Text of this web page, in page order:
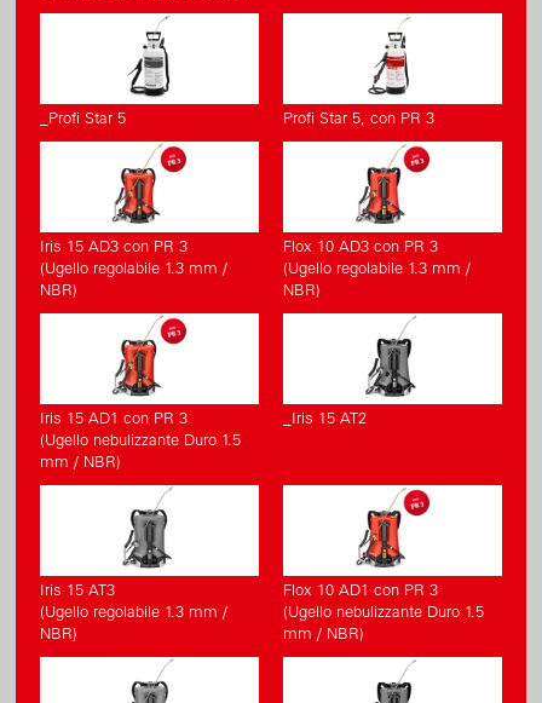
_Profi Star 5 Profi Star 5, con PR 3
Iris 15 AD3 con PR 3
(Ugello regolabile 1.3 mm /
NBR)
Flox 10 AD3 con PR 3
(Ugello regolabile 1.3 mm /
NBR)
Iris 15 AD1 con PR 3
(Ugello nebulizzante Duro 1.5
mm / NBR)
_Iris 15 AT2
Iris 15 AT3
(Ugello regolabile 1.3 mm /
NBR)
Flox 10 AD1 con PR 3
(Ugello nebulizzante Duro 1.5
mm / NBR)